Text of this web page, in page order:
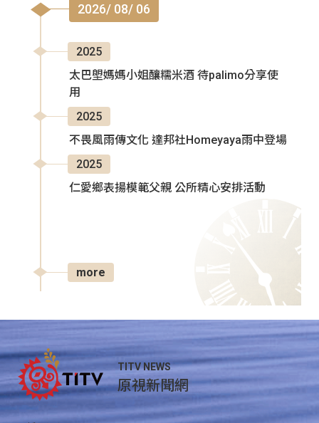
2026/ 08/ 06
2025
太巴塱媽媽小姐釀糯米酒 待palimo分享使
用
2025
不畏風雨傳文化 達邦社Homeyaya雨中登場
2025
仁愛鄉表揚模範父親 公所精心安排活動
more
TITV NEWS
原視新聞網